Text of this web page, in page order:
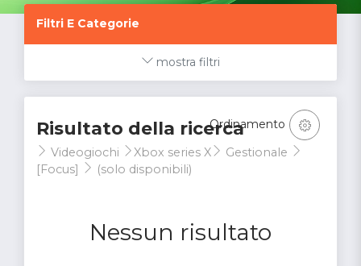
Filtri E Categorie
mostra filtri
Risultato della ricerca
Videogiochi Xbox series X
Gestionale
[Focus]
(solo disponibili)
Nessun risultato
Ordinamento